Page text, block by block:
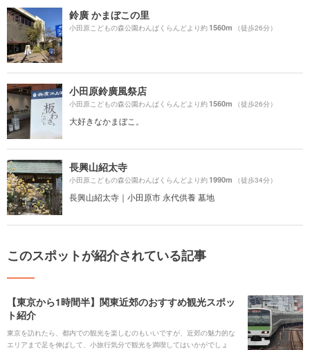
鈴廣 かまぼこの里
小田原こどもの森公園わんぱくらんどより約1560m （徒歩26分）
小田原鈴廣風祭店
小田原こどもの森公園わんぱくらんどより約1560m （徒歩26分）
大好きなかまぼこ。
長興山紹太寺
小田原こどもの森公園わんぱくらんどより約1990m （徒歩34分）
長興山紹太寺｜小田原市 永代供養 墓地
このスポットが紹介されている記事
【東京から1時間半】関東近郊のおすすめ観光スポッ
ト紹介
東京を訪れたら、都内での観光を楽しむのもいいですが、近郊の魅力的な
エリアまで足を伸ばして、小旅行気分で観光を満喫してはいかがでしょ